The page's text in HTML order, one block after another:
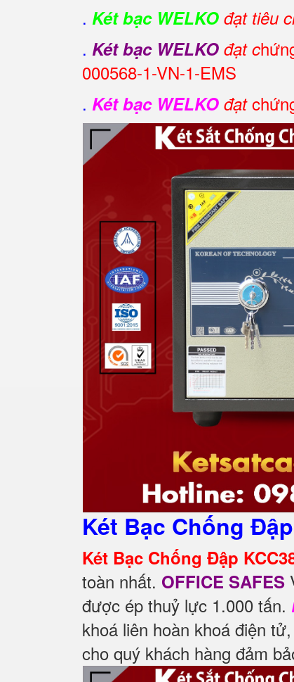
. Két bạc WELKO đạt tiêu
. Két bạc WELKO đạt c
000568-1-VN-1-EMS
. Két bạc WELKO đạt
Két Bạc Chống
Két Bạc Chống Đập
toàn nhất. OFFICE SAFES
được ép thuỷ lực 1.000 tấn.
khoá liên hoàn khoá điện tử,
cho quý khách hàng đảm